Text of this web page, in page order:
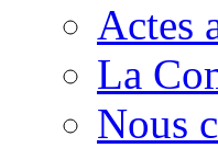
Actes
La
Nous